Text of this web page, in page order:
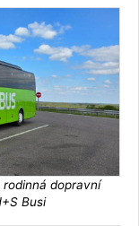
rodinná dopravní
Busi